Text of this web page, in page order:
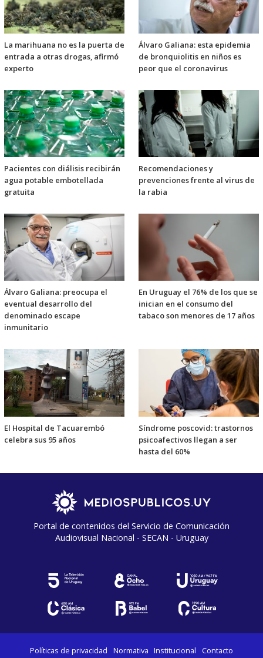
La marihuana no es la puerta de
entrada a otras drogas, afirmó
experto
Álvaro Galiana: esta epidemia
de bronquiolitis en niños es
peor que el coronavirus
Pacientes con diálisis recibirán
agua potable embotellada
gratuita
Recomendaciones y
prevenciones frente al virus de
la rabia
Álvaro Galiana: preocupa el
eventual desarrollo del
denominado escape
inmunitario
En Uruguay el 76% de los que se
inician en el consumo del
tabaco son menores de 17 años
El Hospital de Tacuarembó
celebra sus 95 años
Síndrome poscovid: trastornos
psicoafectivos llegan a ser
hasta del 60%
Portal de contenidos del Servicio de Comunicación
Audiovisual Nacional - SECAN - Uruguay
Políticas de privacidad Normativa Institucional Contacto